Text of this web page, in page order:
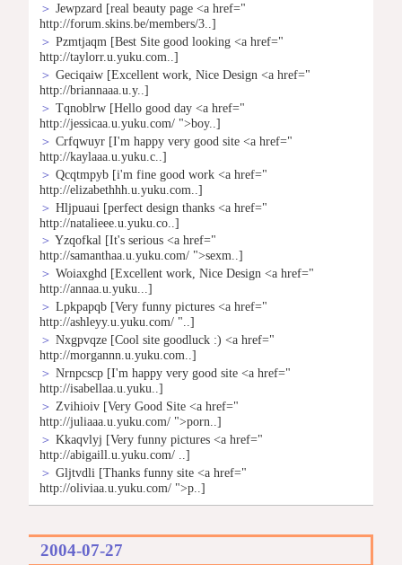
＞ Jewpzard [real beauty page <a href="
http://forum.skins.be/members/3..]
＞ Pzmtjaqm [Best Site good looking <a href="
http://taylorr.u.yuku.com..]
＞ Geciqaiw [Excellent work, Nice Design <a href="
http://briannaaa.u.y..]
＞ Tqnoblrw [Hello good day <a href="
http://jessicaa.u.yuku.com/ ">boy..]
＞ Crfqwuyr [I'm happy very good site <a href="
http://kaylaaa.u.yuku.c..]
＞ Qcqtmpyb [i'm fine good work <a href="
http://elizabethhh.u.yuku.com..]
＞ Hljpuaui [perfect design thanks <a href="
http://natalieee.u.yuku.co..]
＞ Yzqofkal [It's serious <a href="
http://samanthaa.u.yuku.com/ ">sexm..]
＞ Woiaxghd [Excellent work, Nice Design <a href="
http://annaa.u.yuku...]
＞ Lpkpapqb [Very funny pictures <a href="
http://ashleyy.u.yuku.com/ "..]
＞ Nxgpvqze [Cool site goodluck :) <a href="
http://morgannn.u.yuku.com..]
＞ Nrnpcscp [I'm happy very good site <a href="
http://isabellaa.u.yuku..]
＞ Zvihioiv [Very Good Site <a href="
http://juliaaa.u.yuku.com/ ">porn..]
＞ Kkaqvlyj [Very funny pictures <a href="
http://abigaill.u.yuku.com/ ..]
＞ Gljtvdli [Thanks funny site <a href="
http://oliviaa.u.yuku.com/ ">p..]
2004-07-27